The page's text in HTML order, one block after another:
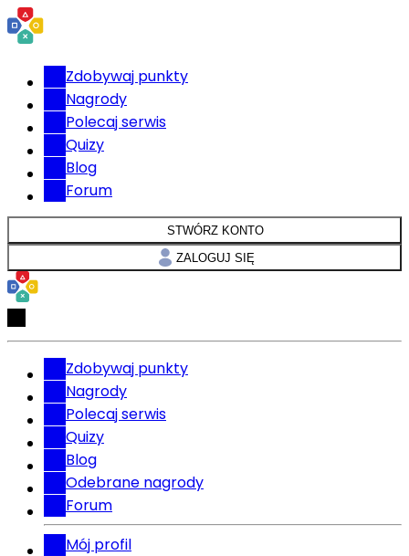
Zdobywaj punkty
Nagrody
Polecaj serwis
Quizy
Blog
Forum
STWÓRZ KONTO
ZALOGUJ SIĘ
Zdobywaj punkty
Nagrody
Polecaj serwis
Quizy
Blog
Odebrane nagrody
Forum
Mój profil